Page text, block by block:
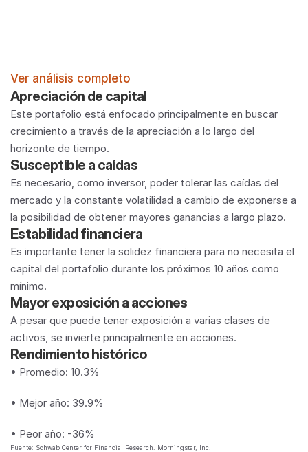
Ver análisis completo
Apreciación de capital
Este portafolio está enfocado principalmente en buscar
crecimiento a través de la apreciación a lo largo del
horizonte de tiempo.
Susceptible a caídas
Es necesario, como inversor, poder tolerar las caídas del
mercado y la constante volatilidad a cambio de exponerse a
la posibilidad de obtener mayores ganancias a largo plazo.
Estabilidad financiera
Es importante tener la solidez financiera para no necesita el
capital del portafolio durante los próximos 10 años como
mínimo.
Mayor exposición a acciones
A pesar que puede tener exposición a varias clases de
activos, se invierte principalmente en acciones.
Rendimiento histórico
• Promedio: 10.3%
• Mejor año: 39.9%
• Peor año: -36%
Fuente: Schwab Center for Financial Research. Morningstar, Inc.